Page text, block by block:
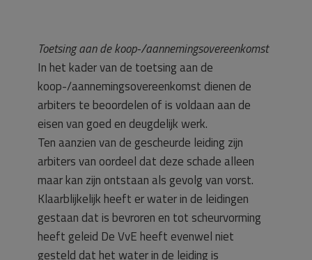
Toetsing aan de koop-/aannemingsovereenkomst
In het kader van de toetsing aan de
koop-/aannemingsovereenkomst dienen de
arbiters te beoordelen of is voldaan aan de
eisen van goed en deugdelijk werk.
Ten aanzien van de gescheurde leiding zijn
arbiters van oordeel dat deze schade alleen
maar kan zijn ontstaan als gevolg van vorst.
Klaarblijkelijk heeft er water in de leidingen
gestaan dat is bevroren en tot scheurvorming
heeft geleid De VvE heeft evenwel niet
gesteld dat het water in de leiding is